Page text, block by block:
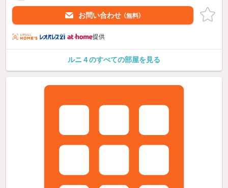
お問い合わせ （無料）
提供
ルニ４のすべての部屋を見る